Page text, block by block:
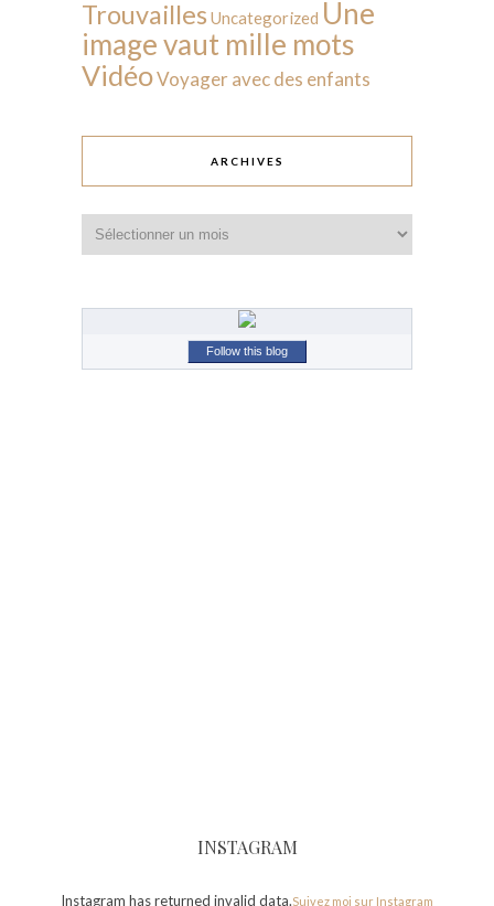
Trouvailles Uncategorized Une
image vaut mille mots
VidéoVoyager avec des enfants
ARCHIVES
Follow this blog
INSTAGRAM
Instagram has returned invalid data.Suivez moi sur Instagram